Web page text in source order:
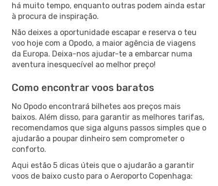
há muito tempo, enquanto outras podem ainda estar
à procura de inspiração.
Não deixes a oportunidade escapar e reserva o teu
voo hoje com a Opodo, a maior agência de viagens
da Europa. Deixa-nos ajudar-te a embarcar numa
aventura inesquecível ao melhor preço!
Como encontrar voos baratos
No Opodo encontrará bilhetes aos preços mais
baixos. Além disso, para garantir as melhores tarifas,
recomendamos que siga alguns passos simples que o
ajudarão a poupar dinheiro sem comprometer o
conforto.
Aqui estão 5 dicas úteis que o ajudarão a garantir
voos de baixo custo para o Aeroporto Copenhaga: